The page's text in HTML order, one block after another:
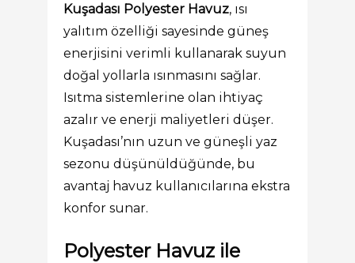
Kuşadası Polyester Havuz, ısı
yalıtım özelliği sayesinde güneş
enerjisini verimli kullanarak suyun
doğal yollarla ısınmasını sağlar.
Isıtma sistemlerine olan ihtiyaç
azalır ve enerji maliyetleri düşer.
Kuşadası’nın uzun ve güneşli yaz
sezonu düşünüldüğünde, bu
avantaj havuz kullanıcılarına ekstra
konfor sunar.
Polyester Havuz ile